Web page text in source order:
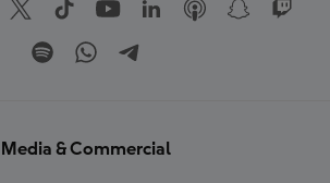
Media & Commercial